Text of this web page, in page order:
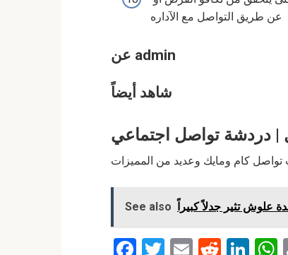
عن طريق التواصل مع الآداره
عن admin
شاهد أيضاً
دردشة تواصل اجتماعي
See also علوش تثير جدلاً كبيراً
F
T
E
R
Li